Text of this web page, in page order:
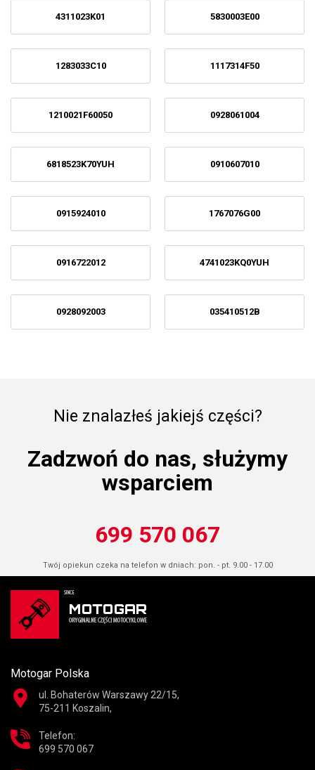
4311023K01 5830003E00
1283033C10 1117314F50
1210021F60050 0928061004
6818523K70YUH 0910607010
0915924010 1767076G00
0916722012 4741023KQ0YUH
0928092003 035410512B
Nie znalazłeś jakiejś części?
Zadzwoń do nas, służymy
wsparciem
699 570 067
Twój opiekun czeka na telefon w dniach: pon. - pt. 9.00 - 17.00
Motogar Polska
ul. Bohaterów Warszawy 22/15,
75-211 Koszalin,
Telefon:
699 570 067